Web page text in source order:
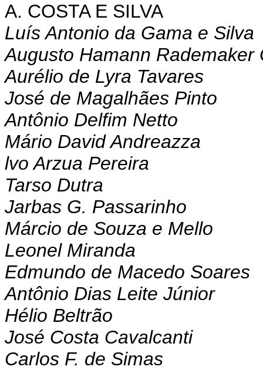
A. COSTA E SILVA
Luís Antonio da Gama e Silva
Augusto Hamann Rademaker
Aurélio de Lyra Tavares
José de Magalhães Pinto
Antônio Delfim Netto
Mário David Andreazza
lvo Arzua Pereira
Tarso Dutra
Jarbas G. Passarinho
Márcio de Souza e Mello
Leonel Miranda
Edmundo de Macedo Soares
Antônio Dias Leite Júnior
Hélio Beltrão
José Costa Cavalcanti
Carlos F. de Simas